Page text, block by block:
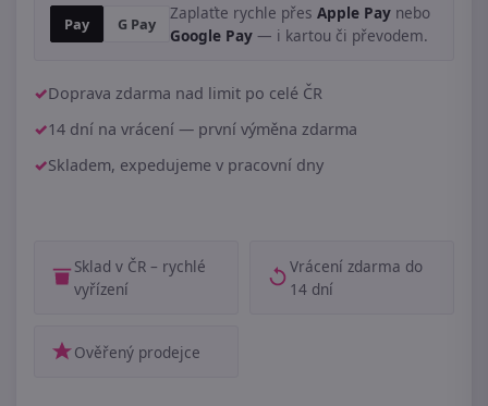
Pay G Pay
Zaplaťte rychle přes Apple Pay nebo
Google Pay — i kartou či převodem.
Doprava zdarma nad limit po celé ČR
14 dní na vrácení — první výměna zdarma
Skladem, expedujeme v pracovní dny
Sklad v ČR – rychlé
vyřízení
Vrácení zdarma do
14 dní
Ověřený prodejce